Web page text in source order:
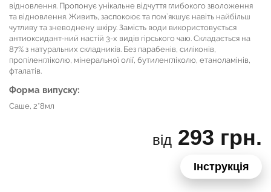
відновлення. Пропонує унікальне відчуття глибокого зволоження
та відновлення. Живить, заспокоює та пом`якшує навіть найбільш
чутливу та зневоднену шкіру. Замість води використовується
антиоксидант-ний настій 3-х видів гірського чаю. Складається на
87% з натуральних складників. Без парабенів, силіконів,
пропіленгліколю, мінеральної олії, бутиленгліколю, етаноламінів,
фталатів.
Форма випуску:
Саше, 2*8мл
від 293 грн.
Інструкція